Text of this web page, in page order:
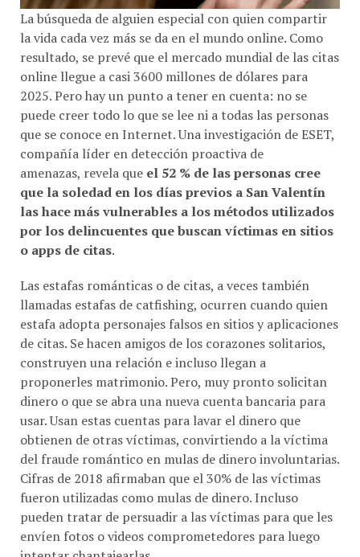
La búsqueda de alguien especial con quien compartir
la vida cada vez más se da en el mundo online. Como
resultado, se prevé que el mercado mundial de las citas
online llegue a casi 3600 millones de dólares para
2025. Pero hay un punto a tener en cuenta: no se
puede creer todo lo que se lee ni a todas las personas
que se conoce en Internet. Una investigación de ESET,
compañía líder en detección proactiva de
amenazas, revela que
el 52 % de las personas cree
que la soledad en los días previos a San Valentín
las hace más vulnerables a los métodos utilizados
por los delincuentes que buscan víctimas en sitios
o apps de citas
Las estafas románticas o de citas, a veces también
llamadas estafas de catfishing, ocurren cuando quien
estafa adopta personajes falsos en sitios y aplicaciones
de citas. Se hacen amigos de los corazones solitarios,
construyen una relación e incluso llegan a
proponerles matrimonio. Pero, muy pronto solicitan
dinero o que se abra una nueva cuenta bancaria para
usar. Usan estas cuentas para lavar el dinero que
obtienen de otras víctimas, convirtiendo a la víctima
del fraude romántico en mulas de dinero involuntarias.
Cifras de 2018 afirmaban que el 30% de las víctimas
fueron utilizadas como mulas de dinero. Incluso
pueden tratar de persuadir a las víctimas para que les
envíen fotos o videos comprometedores para luego
intentar chantajearlas.